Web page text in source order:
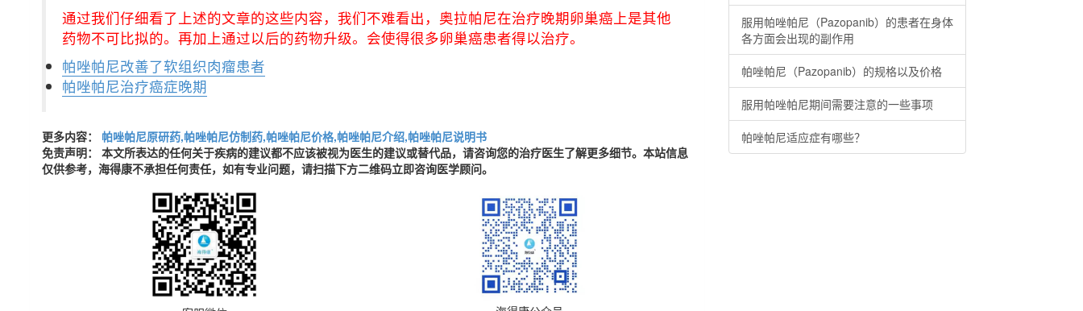
通过我们仔细看了上述的文章的这些内容，我们不难看出，奥拉帕尼在治疗晚期卵巢癌上是其他
药物不可比拟的。再加上通过以后的药物升级。会使得很多卵巢癌患者得以治疗。
帕唑帕尼改善了软组织肉瘤患者
帕唑帕尼治疗癌症晚期
更多内容：
帕唑帕尼原研药,帕唑帕尼仿制药,帕唑帕尼价格,帕唑帕尼介绍,帕唑帕尼说明书
免责声明： 本文所表达的任何关于疾病的建议都不应该被视为医生的建议或替代品，请咨询您的治疗医生了解更多细节。本站信息
仅供参考，海得康不承担任何责任，如有专业问题，请扫描下方二维码立即咨询医学顾问。
服用帕唑帕尼（Pazopanib）的患者在身体
各方面会出现的副作用
帕唑帕尼（Pazopanib）的规格以及价格
服用帕唑帕尼期间需要注意的一些事项
帕唑帕尼适应症有哪些？